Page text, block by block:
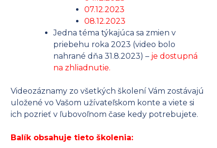
07.12.2023
08.12.2023
Jedna téma týkajúca sa zmien v
priebehu roka 2023 (video bolo
nahrané dňa 31.8.2023) – je dostupná
na zhliadnutie.
Videozáznamy zo všetkých školení Vám zostávajú
uložené vo Vašom užívateľskom konte a viete si
ich pozrieť v ľubovoľnom čase kedy potrebujete.
Balík obsahuje tieto školenia: